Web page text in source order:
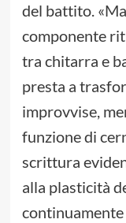
del battito.
componente
tra chitarra e
presta a
improvvise,
funzione di
scrittura
alla plasticità